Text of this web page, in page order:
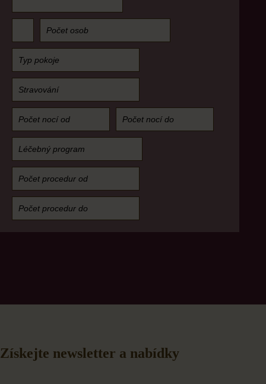
Získejte newsletter a nabídky